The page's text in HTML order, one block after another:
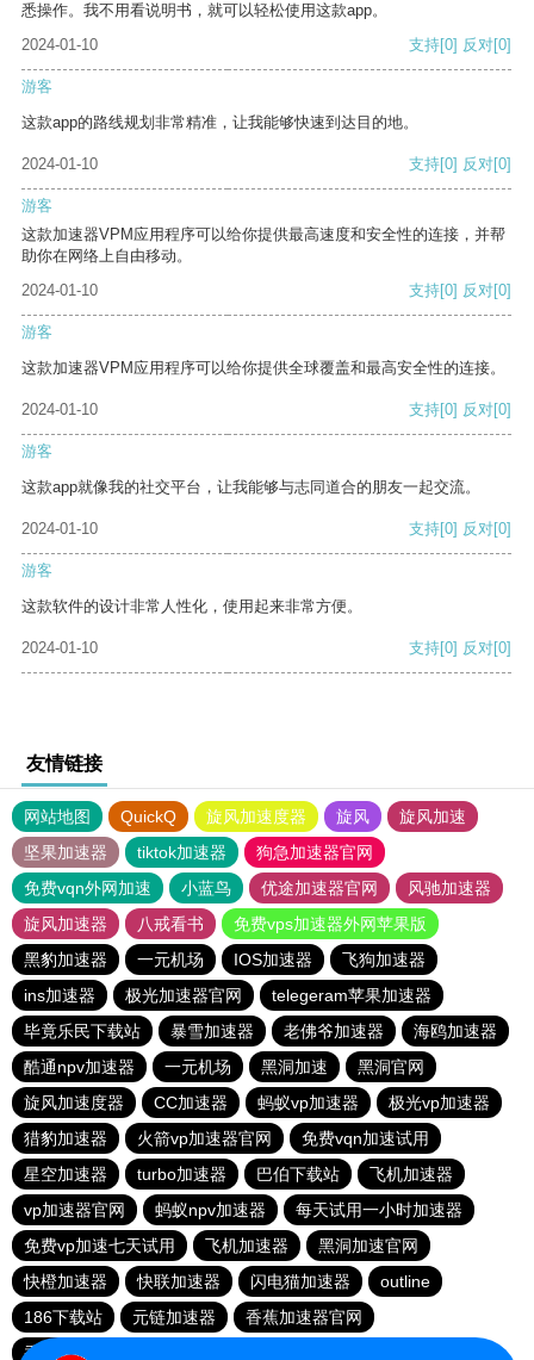
悉操作。我不用看说明书，就可以轻松使用这款app。
2024-01-10
支持[0] 反对[0]
游客
这款app的路线规划非常精准，让我能够快速到达目的地。
2024-01-10 支持[0] 反对[0]
游客
这款加速器VPM应用程序可以给你提供最高速度和安全性的连接，并帮
助你在网络上自由移动。
2024-01-10
支持[0] 反对[0]
游客
这款加速器VPM应用程序可以给你提供全球覆盖和最高安全性的连接。
2024-01-10 支持[0] 反对[0]
游客
这款app就像我的社交平台，让我能够与志同道合的朋友一起交流。
2024-01-10 支持[0] 反对[0]
游客
这款软件的设计非常人性化，使用起来非常方便。
2024-01-10 支持[0] 反对[0]
友情链接
网站地图 QuickQ 旋风加速度器 旋风
旋风加速
坚果加速器
tiktok加速器
狗急加速器官网
免费vqn外网加速
小蓝鸟 优途加速器官网
风驰加速器
旋风加速器
八戒看书
免费vps加速器外网苹果版
黑豹加速器
一元机场 IOS加速器
飞狗加速器
ins加速器
极光加速器官网
telegeram苹果加速器
毕竟乐民下载站
暴雪加速器 老佛爷加速器
海鸥加速器
酷通npv加速器
一元机场 黑洞加速
黑洞官网
旋风加速度器
CC加速器 蚂蚁vp加速器
极光vp加速器
猎豹加速器
火箭vp加速器官网
免费vqn加速试用
星空加速器
turbo加速器 巴伯下载站
飞机加速器
vp加速器官网
蚂蚁npv加速器
每天试用一小时加速器
免费vp加速七天试用
飞机加速器
黑洞加速官网
快橙加速器
快联加速器 闪电猫加速器
outline
186下载站
元链加速器
香蕉加速器官网
香蕉加速器官网正版